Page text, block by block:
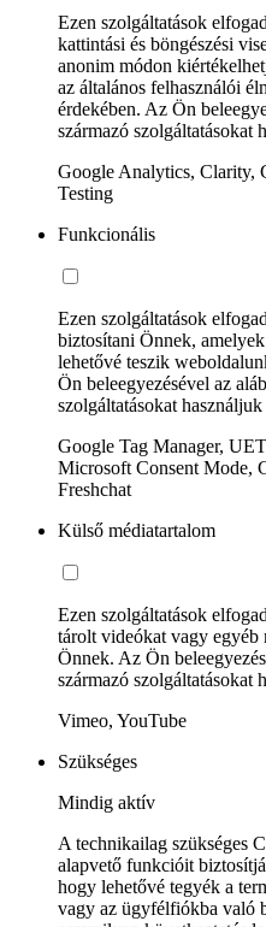
Ezen szolgáltatások
kattintási és böngészési
anonim módon
az általános felhasználói
érdekében. Az Ön
származó szolgáltatásokat
Google Analytics, Clarity,
Testing
Funkcionális
Ezen szolgáltatások
biztosítani Önnek,
lehetővé teszik
Ön beleegyezésével az
szolgáltatásokat
Google Tag Manager,
Microsoft Consent Mode,
Freshchat
Külső médiatartalom
Ezen szolgáltatások
tárolt videókat vagy egyéb
Önnek. Az Ön
származó szolgáltatásokat
Vimeo, YouTube
Szükséges
Mindig aktív
A technikailag szükséges
alapvető funkcióit
hogy lehetővé tegyék a
vagy az ügyfélfiókba való